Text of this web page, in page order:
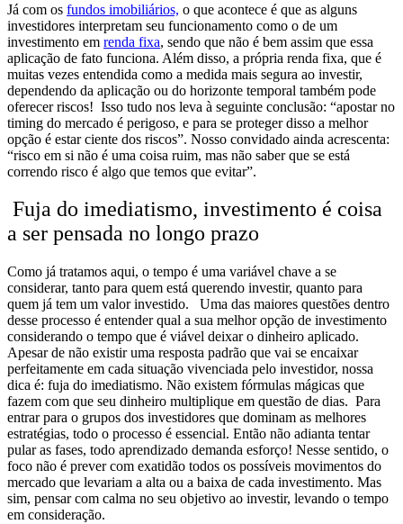
Já com os fundos imobiliários, o que acontece é que as alguns
investidores interpretam seu funcionamento como o de um
investimento em renda fixa, sendo que não é bem assim que essa
aplicação de fato funciona. Além disso, a própria renda fixa, que é
muitas vezes entendida como a medida mais segura ao investir,
dependendo da aplicação ou do horizonte temporal também pode
oferecer riscos! Isso tudo nos leva à seguinte conclusão: “apostar no
timing do mercado é perigoso, e para se proteger disso a melhor
opção é estar ciente dos riscos”. Nosso convidado ainda acrescenta:
“risco em si não é uma coisa ruim, mas não saber que se está
correndo risco é algo que temos que evitar”.
Fuja do imediatismo, investimento é coisa
a ser pensada no longo prazo
Como já tratamos aqui, o tempo é uma variável chave a se
considerar, tanto para quem está querendo investir, quanto para
quem já tem um valor investido.
Uma das maiores questões dentro
desse processo é entenderqual a sua melhor opção de investimento
considerando o tempo que é viável deixar o dinheiro aplicado.
Apesar de não existir uma resposta padrão que vai se encaixar
perfeitamente em cada situação vivenciada pelo investidor, nossa
dica é: fuja do imediatismo. Não existem fórmulas mágicas que
fazem com que seu dinheiro multiplique em questão de dias. Para
entrar para o grupos dos investidores que dominam as melhores
estratégias, todo o processo é essencial. Então não adianta tentar
pular as fases, todo aprendizado demanda esforço! Nesse sentido, o
foco não é prever com exatidão todos os possíveis movimentos do
mercado que levariam a alta ou a baixa de cada investimento. Mas
sim, pensar com calma no seu objetivo ao investir, levando o tempo
em consideração.